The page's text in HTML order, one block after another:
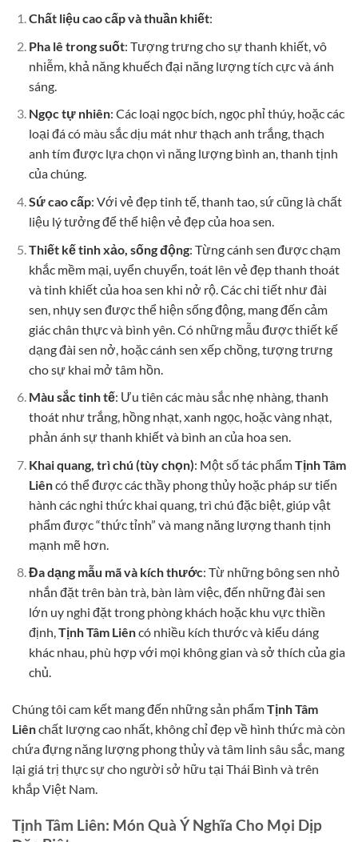
Chất liệu cao cấp và thuần khiết:
Pha lê trong suốt: Tượng trưng cho sự thanh khiết, vô
nhiễm, khả năng khuếch đại năng lượng tích cực và ánh
sáng.
Ngọc tự nhiên: Các loại ngọc bích, ngọc phỉ thúy, hoặc các
loại đá có màu sắc dịu mát như thạch anh trắng, thạch
anh tím được lựa chọn vì năng lượng bình an, thanh tịnh
của chúng.
Sứ cao cấp: Với vẻ đẹp tinh tế, thanh tao, sứ cũng là chất
liệu lý tưởng để thể hiện vẻ đẹp của hoa sen.
Thiết kế tinh xảo, sống động: Từng cánh sen được chạm
khắc mềm mại, uyển chuyển, toát lên vẻ đẹp thanh thoát
và tinh khiết của hoa sen khi nở rộ. Các chi tiết như đài
sen, nhụy sen được thể hiện sống động, mang đến cảm
giác chân thực và bình yên. Có những mẫu được thiết kế
dạng đài sen nở, hoặc cánh sen xếp chồng, tượng trưng
cho sự khai mở tâm hồn.
Màu sắc tinh tế: Ưu tiên các màu sắc nhẹ nhàng, thanh
thoát như trắng, hồng nhạt, xanh ngọc, hoặc vàng nhạt,
phản ánh sự thanh khiết và bình an của hoa sen.
Khai quang, trì chú (tùy chọn): Một số tác phẩmTịnh Tâm
Liêncó thể được các thầy phong thủy hoặc pháp sư tiến
hành các nghi thức khai quang, trì chú đặc biệt, giúp vật
phẩm được “thức tỉnh” và mang năng lượng thanh tịnh
mạnh mẽ hơn.
Đa dạng mẫu mã và kích thước: Từ những bông sen nhỏ
nhắn đặt trên bàn trà, bàn làm việc, đến những đài sen
lớn uy nghi đặt trong phòng khách hoặc khu vực thiền
định,Tịnh Tâm Liêncó nhiều kích thước và kiểu dáng
khác nhau, phù hợp với mọi không gian và sở thích của gia
chủ.
Chúng tôi cam kết mang đến những sản phẩmTịnh Tâm
Liênchất lượng cao nhất, không chỉ đẹp về hình thức mà còn
chứa đựng năng lượng phong thủy và tâm linh sâu sắc, mang
lại giá trị thực sự cho người sở hữu tại Thái Bình và trên
khắp Việt Nam.
Tịnh Tâm Liên: Món Quà Ý Nghĩa Cho Mọi Dịp